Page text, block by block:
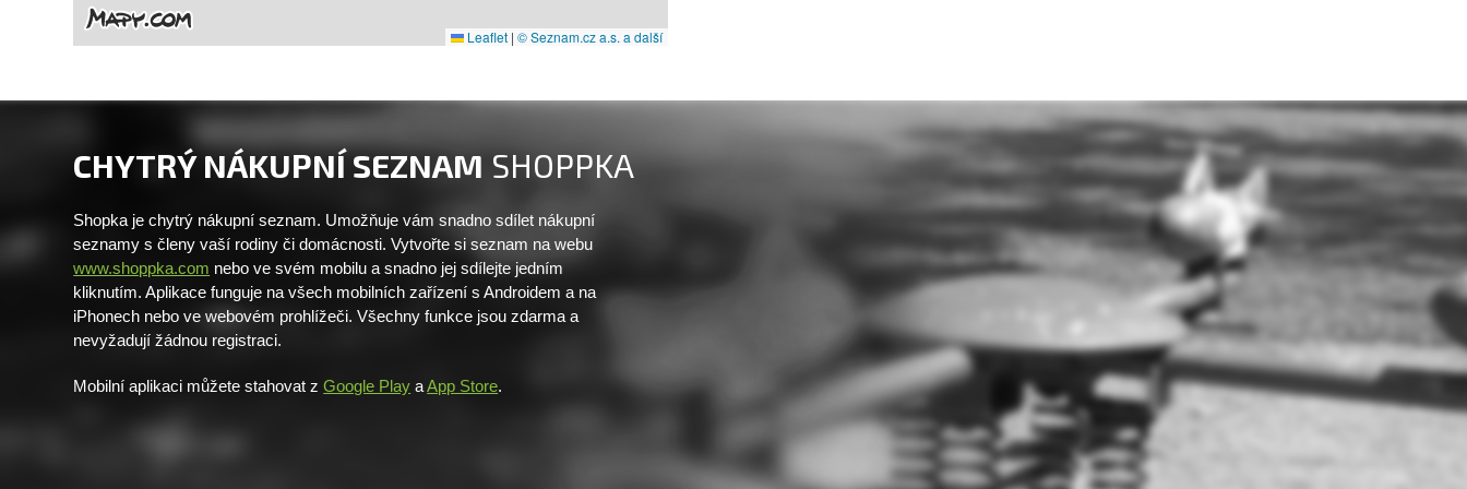
Leaflet | © Seznam.cz a.s. a další
CHYTRÝ NÁKUPNÍ SEZNAM SHOPPKA
Shopka je chytrý nákupní seznam. Umožňuje vám snadno sdílet nákupní
seznamy s členy vaší rodiny či domácnosti. Vytvořte si seznam na webu
www.shoppka.com nebo ve svém mobilu a snadno jej sdílejte jedním
kliknutím. Aplikace funguje na všech mobilních zařízení s Androidem a na
iPhonech nebo ve webovém prohlížeči. Všechny funkce jsou zdarma a
nevyžadují žádnou registraci.
Mobilní aplikaci můžete stahovat zGoogle Play aApp Store.